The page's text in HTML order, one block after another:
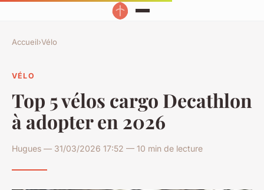
Accueil›Vélo
VÉLO
Top 5 vélos cargo Decathlon
à adopter en 2026
Hugues — 31/03/2026 17:52 — 10 min de lecture